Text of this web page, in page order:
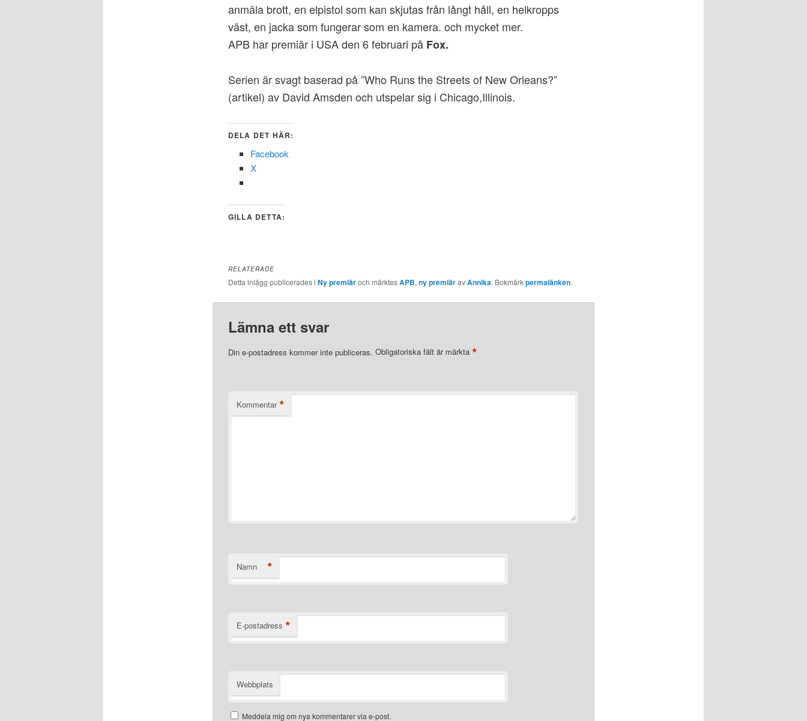
anmäla brott, en elpistol som kan skjutas från långt håll, en helkropps
väst, en jacka som fungerar som en kamera. och mycket mer.
APB har premiär i USA den 6 februari på Fox.
Serien är svagt baserad på ”Who Runs the Streets of New Orleans?”
(artikel) av David Amsden och utspelar sig i Chicago,Illinois.
DELA DET HÄR:
Facebook
X
GILLA DETTA:
RELATERADE
Detta inlägg publicerades i Ny premiäroch märktesAPB, ny premiäravAnnika. Bokmärkpermalänken.
Lämna ett svar
Din e-postadress kommer inte publiceras. Obligatoriska fält är märkta *
Kommentar *
Namn *
E-postadress *
Webbplats
Meddela mig om nya kommentarer via e-post.